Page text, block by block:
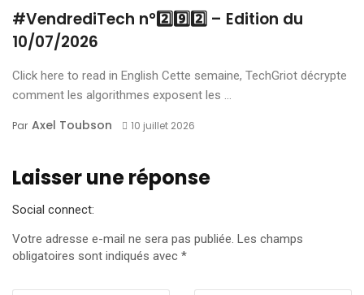
#VendrediTech n°2️⃣9️⃣2️⃣ – Edition du
10/07/2026
Click here to read in English Cette semaine, TechGriot décrypte
comment les algorithmes exposent les ...
Par Axel Toubson 10 juillet 2026
Laisser une réponse
Social connect:
Votre adresse e-mail ne sera pas publiée. Les champs
obligatoires sont indiqués avec *